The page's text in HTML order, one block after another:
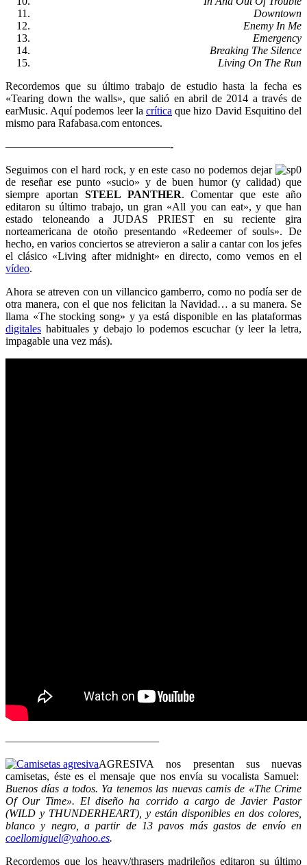
Downtown
Enemy In Me
Emergency
Breaking The Silence
Living On The Run
Recordemos que su último trabajo de estudio hasta la fecha es
«Tearing down the walls», que salió en abril de 2014 a través de
earMusic. Aquí podemos leer la crítica que hizo David Esquitino del
mismo para Rafabasa.com entonces.
———————————————-
Seguimos con el hard rock, y en este caso no podemos dejar
de reseñar ese punto «sucio» y de buen humor (y calidad) que
siempre aportan STEEL PANTHER. Comentar que este año
editaron su último trabajo, un gran «All you can eat», y que han
estado teloneando a JUDAS PRIEST en su reciente gira
norteamericana de otoño presentando «Redeemer of souls». De
hecho, en varios conciertos se atrevieron a salir a cantar con los jefes
el clásico «Living after midnight» en directo, como vemos en el
vídeo.
Ahora se atreven con un villancico gamberro, como no podía ser de
otra manera, con el que nos felicitan la Navidad… a su manera. Se
llama «The stocking song» y ya está disponible en las plataformas
digitales habituales y debajo lo podemos escuchar (y leer la letra,
impagable una vez más).
——————————————
AGRESIVA nos presentan sus nuevas
camisetas, éste es el mensaje que nos envía su vocalista Samuel:
Buenos días a todos. Ya tenemos las nuevas camis de «The Crime
Of Our Time». El diseño ha corrido a cargo de Javier Pastor
(WILD y THUNDERHEART), y están disponibles en dos colores,
blanco y negro, a partir de 13 pavos más gastos de envío en
coellomiguel@yahoo.es.
Recordemos que los heavy/thrasers madrileños editaron su último